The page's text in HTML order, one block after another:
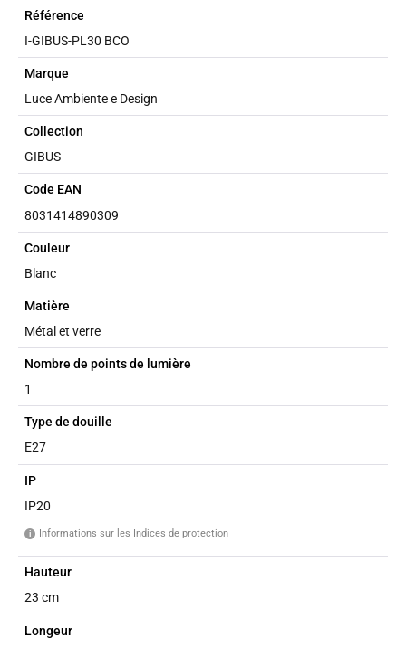
Référence
I-GIBUS-PL30 BCO
Marque
Luce Ambiente e Design
Collection
GIBUS
Code EAN
8031414890309
Couleur
Blanc
Matière
Métal et verre
Nombre de points de lumière
1
Type de douille
E27
IP
IP20
i Informations sur les Indices de protection
Hauteur
23 cm
Longeur